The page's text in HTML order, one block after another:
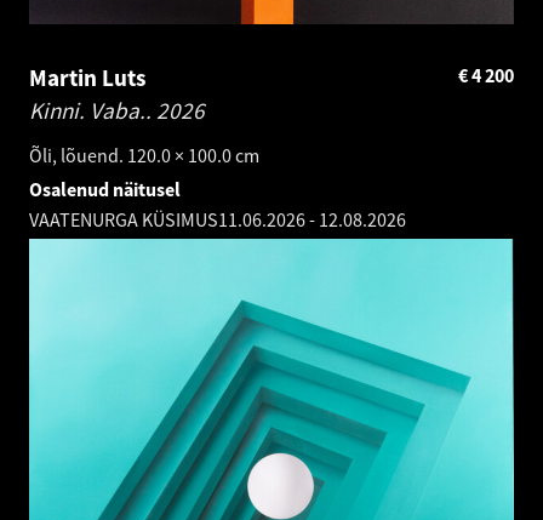
Martin Luts
Kinni. Vaba.. 2026
Õli, lõuend. 120.0 × 100.0 cm
4 200
€
Osalenud näitusel
VAATENURGA KÜSIMUS11.06.2026- 12.08.2026